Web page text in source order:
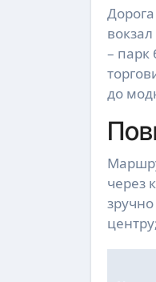
– парк
до
через